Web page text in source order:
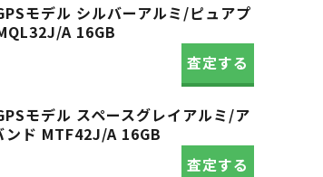
モデル シルバーアルミ/ピュアプ
A 16GB
査定する
モデル スペースグレイアルミ/ア
ド MTF42J/A 16GB
査定する